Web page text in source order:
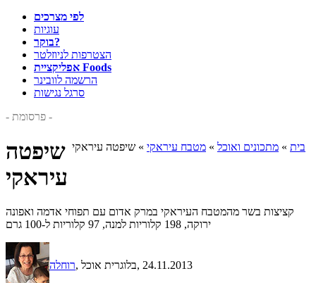
לפי מצרכים
עוגיות
בוקר?
הצטרפות לניוזלטר
אפליקציית Foods
הרשמה לוובינר
סרגל נגישות
- פרסומת -
בית » מתכונים ואוכל » מטבח עיראקי » שיפטה עיראקי שיפטה
עיראקי
קציצות בשר מהמטבח העיראקי במרק אדום עם תפוחי אדמה ואפונה
ירוקה, 198 קלוריות למנה, 97 קלוריות ל-100 גרם
רוחלה , בלוגרית אוכל, 24.11.2013